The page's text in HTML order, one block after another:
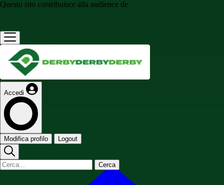
Questo sito contribuisce alla audience de
Accedi
Modifica profilo Logout
Cerca